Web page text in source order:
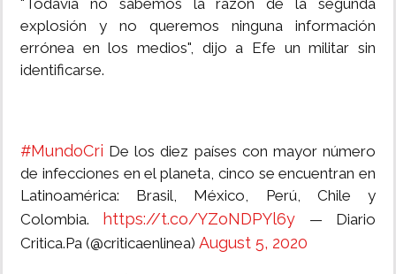
"Todavía no sabemos la razón de la segunda
explosión y no queremos ninguna información
errónea en los medios", dijo a Efe un militar sin
identificarse.
#MundoCri De los diez países con mayor número
de infecciones en el planeta, cinco se encuentran en
Latinoamérica: Brasil, México, Perú, Chile y
Colombia.
https://t.co/YZoNDPYl6y — Diario
Critica.Pa (@criticaenlinea) August 5, 2020